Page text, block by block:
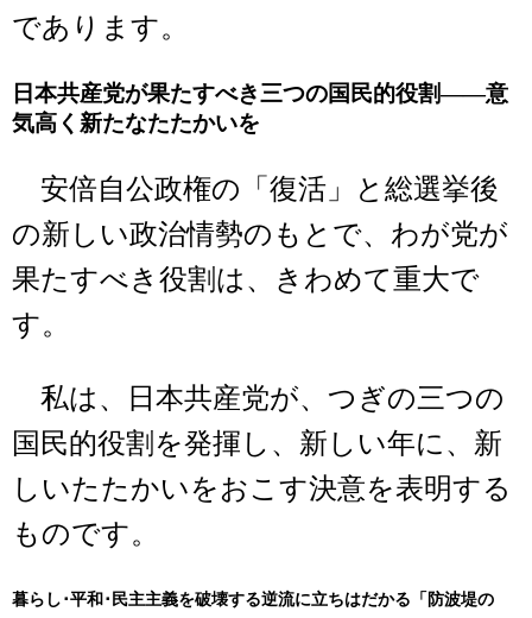
であります。
日本共産党が果たすべき三つの国民的役割――意
気高く新たなたたかいを
安倍自公政権の「復活」と総選挙後
の新しい政治情勢のもとで、わが党が
果たすべき役割は、きわめて重大で
す。
私は、日本共産党が、つぎの三つの
国民的役割を発揮し、新しい年に、新
しいたたかいをおこす決意を表明する
ものです。
暮らし･平和･民主主義を破壊する逆流に立ちはだかる「防波堤の